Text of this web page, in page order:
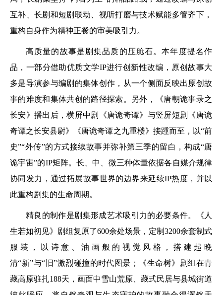
互补、长剧和短剧联动、视听打磨与技术赋能多管齐下，
重构自身作为精神正餐的审美吸引力。
高质量的故事是剧集品质的压舱石。本年度提名作
品，一部分借助优质文学IP进行创新性改编，原创故事大
多是导演参与编剧的集体创作，从一个侧面反映出原创故
事的难度和集体共创的路径探索。另外，《唐朝诡事录之
长安》播出后，横屏中剧《唐诡奇谭》与竖屏短剧《唐诡
奇谭之长安县尉》《唐诡奇谭之九重楼》接踵而至，以“前
史”“外传”的方式接续故事并弥补第三季的留白，构成“唐
诡宇宙”的IP矩阵。长、中、微三种体量依据各自媒介规律
协同发力，通过拓展故事世界的边界来延续IP热度，并以
此重构剧集的生命周期。
精良的制作是剧集形成艺术吸引力的必要条件。《人
生若如初见》剧组复原了600余处场景，定制3200余套制式
服装，以诗意、油画般的视觉风格，搭建起晚
清“新”与“旧”激烈碰撞的时代图景；《生命树》剧组在青
藏高原驻扎188天，画面中雪山荒原、藏式民居与县城街道